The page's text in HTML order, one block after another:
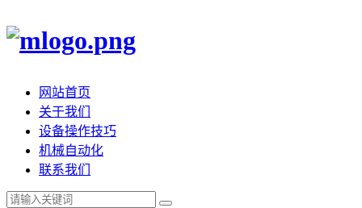
网站首页
关于我们
设备操作技巧
机械自动化
联系我们